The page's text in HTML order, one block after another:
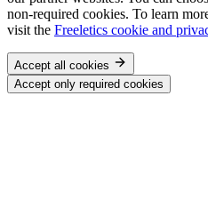
non-required cookies. To learn
visit the Freeletics cookie and
Accept all cookies
Accept only required cookies